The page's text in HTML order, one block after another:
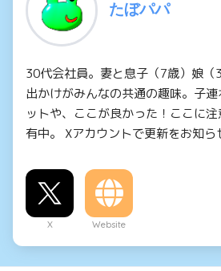
たぼパパ
30代会社員。妻と息子（7歳）娘
出かけがみんなの共通の趣味。子
ットや、ここが良かった！ここに
有中。 Xアカウントで更新をお知
X Website